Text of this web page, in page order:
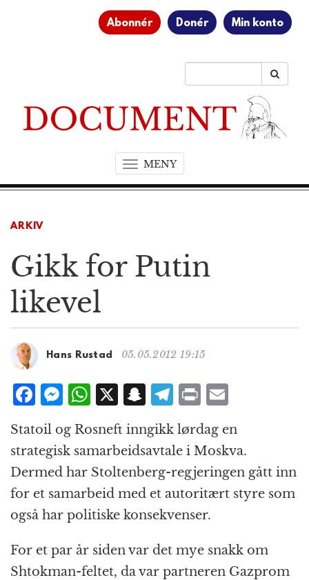
Abonnér Donér Min konto
MENYT
o
n
a
t
n
ARKIV
Gikk for Putin
likevel
Hans Rustad 05.05.2012 19:15
F
a
c
e
b
o
o
k
M
ss
e
n
g
e
r
W
at
s
A
p
p
X S
n
a
p
c
h
at
T
el
e
g
r
a
m
P
ri
n
t
ai
l
Statoil og Rosneft inngikk lørdag en
strategisk samarbeidsavtale i Moskva.
Dermed har Stoltenberg-regjeringen gått inn
for et samarbeid med et autoritært styre som
også har politiske konsekvenser.
For et par år siden var det mye snakk om
Shtokman-feltet, da var partneren Gazprom